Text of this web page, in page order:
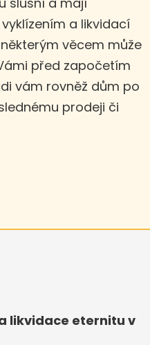
a likvidací
věcem může
před započetím
vám rovněž dům po
prodeji či
likvidace eternitu v